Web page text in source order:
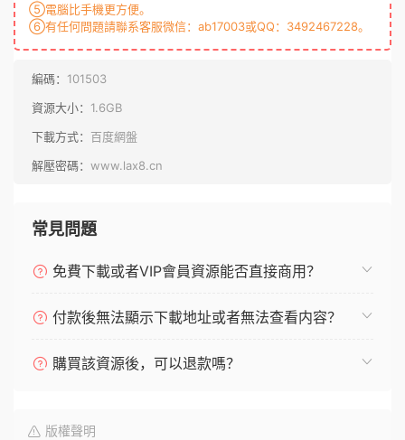
⑤電腦比手機更方便。
⑥有任何問題請聯系客服微信：ab17003或QQ：3492467228。
編碼： 101503
資源大小： 1.6GB
下載方式： 百度網盤
解壓密碼： www.lax8.cn
常見問題
免費下載或者VIP會員資源能否直接商用？
付款後無法顯示下載地址或者無法查看内容？
購買該資源後，可以退款嗎？
版權聲明